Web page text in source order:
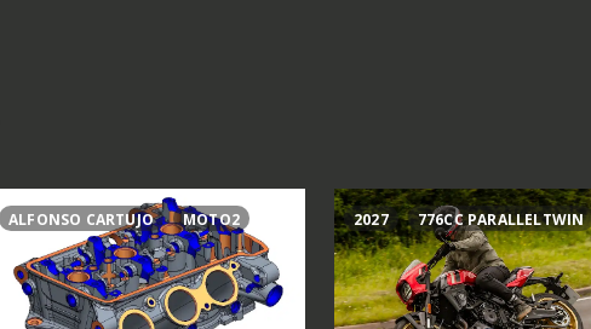
ALFONSO CARTUJO MOTO2 2027 776CC PARALLELTWIN